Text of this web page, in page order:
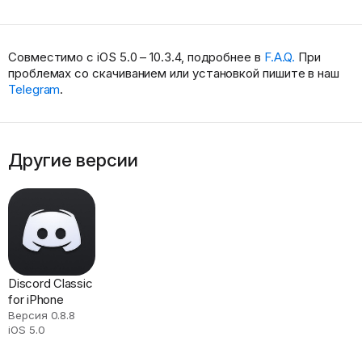
Совместимо с iOS 5.0 – 10.3.4, подробнее в F.A.Q. При
проблемах со скачиванием или установкой пишите в наш
Telegram.
Другие версии
Discord Classic
for iPhone
Версия 0.8.8
iOS 5.0